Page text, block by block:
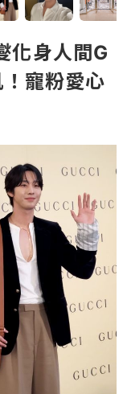
化身人間G
寵粉愛心